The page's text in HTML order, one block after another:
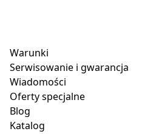
Warunki
Serwisowanie i gwarancja
Wiadomości
Oferty specjalne
Blog
Katalog